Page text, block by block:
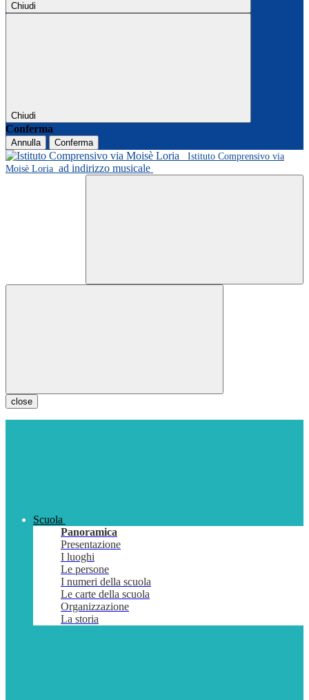
Chiudi
Chiudi
Conferma
Annulla
Conferma
Istituto Comprensivo via
Moisè Loria ad indirizzo musicale
close
Scuola
Panoramica
Presentazione
I luoghi
Le persone
I numeri della scuola
Le carte della scuola
Organizzazione
La storia